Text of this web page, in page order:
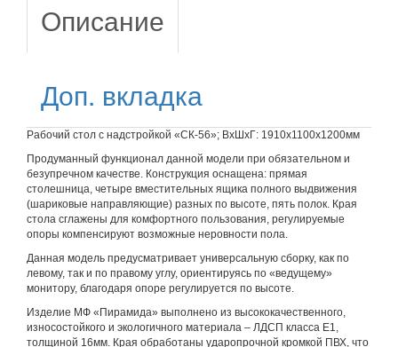
Описание
Доп. вкладка
Рабочий стол с надстройкой «СК-56»; ВхШхГ: 1910х1100х1200мм
Продуманный функционал данной модели при обязательном и
безупречном качестве. Конструкция оснащена: прямая
столешница, четыре вместительных ящика полного выдвижения
(шариковые направляющие) разных по высоте, пять полок. Края
стола сглажены для комфортного пользования, регулируемые
опоры компенсируют возможные неровности пола.
Данная модель предусматривает универсальную сборку, как по
левому, так и по правому углу, ориентируясь по «ведущему»
монитору, благодаря опоре регулируется по высоте.
Изделие МФ «Пирамида» выполнено из высококачественного,
износостойкого и экологичного материала – ЛДСП класса Е1,
толщиной 16мм. Края обработаны ударопрочной кромкой ПВХ, что